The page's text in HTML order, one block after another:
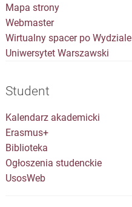
Mapa strony
Webmaster
Wirtualny spacer po Wydziale
Uniwersytet Warszawski
Student
Kalendarz akademicki
Erasmus+
Biblioteka
Ogłoszenia studenckie
UsosWeb